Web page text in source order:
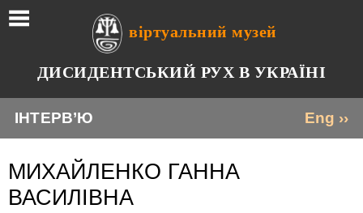
віртуальний музей
ДИСИДЕНТСЬКИЙ РУХ В УКРАЇНІ
Eng ››
ІНТЕРВ’Ю
МИХАЙЛЕНКО ГАННА
ВАСИЛІВНА